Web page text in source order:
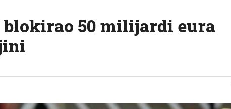
50 milijardi eura